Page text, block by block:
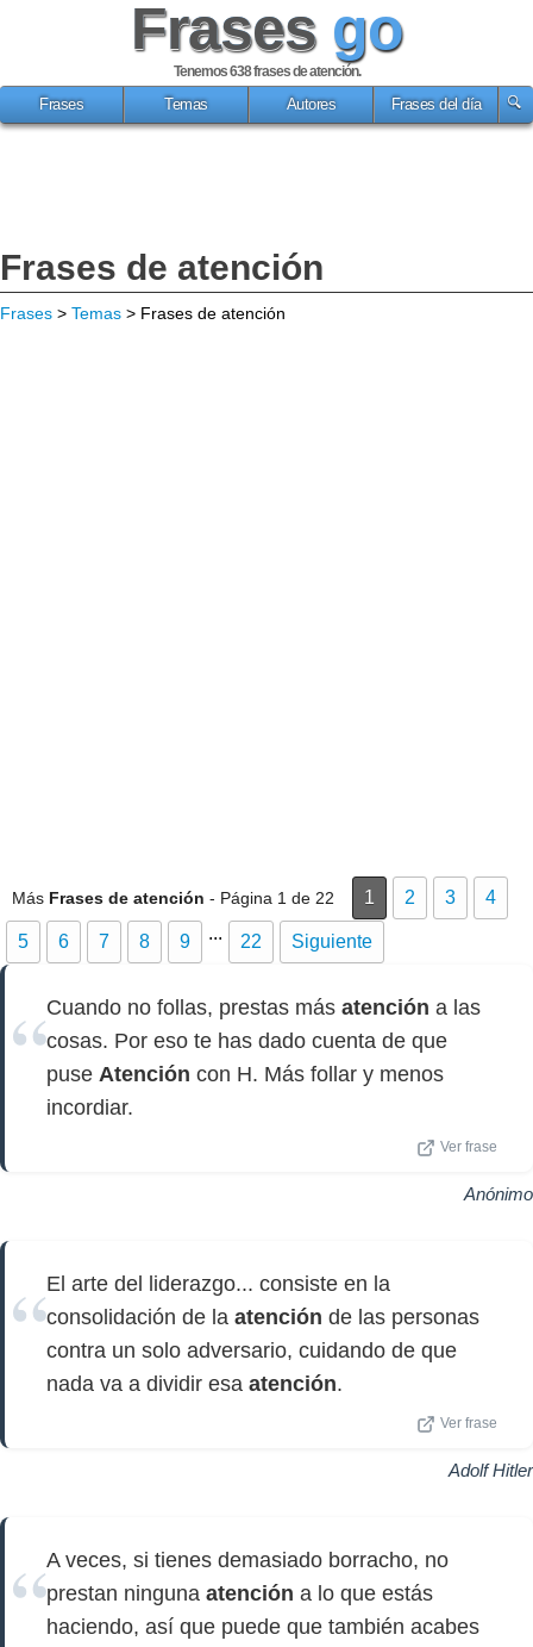
Frases go
Tenemos 638frases de atención.
Frases
Temas Autores Frases del día
Frases de atención
Frases > Temas > Frases de atención
Más Frases de atención - Página 1 de 22 1 2 3 4
5 6 7 8 9 ... 22 Siguiente
Cuando no follas, prestas más atención a las
cosas. Por eso te has dado cuenta de que
puse Atención con H. Más follar y menos
incordiar.
Ver frase
Anónimo
El arte del liderazgo... consiste en la
consolidación de la atención de las personas
contra un solo adversario, cuidando de que
nada va a dividir esa atención.
Ver frase
Adolf Hitler
A veces, si tienes demasiado borracho, no
prestan ninguna atención a lo que estás
haciendo, así que puede que también acabes